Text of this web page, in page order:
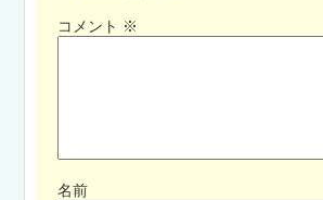
コメント ※
名前